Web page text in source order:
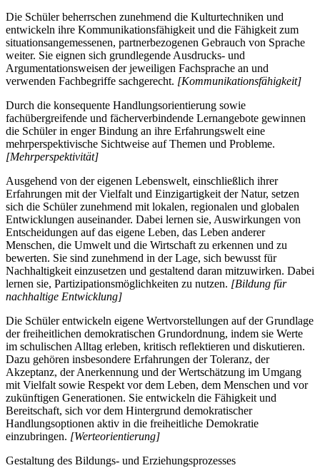
Die Schüler beherrschen zunehmend die Kulturtechniken und
entwickeln ihre Kommunikationsfähigkeit und die Fähigkeit zum
situationsangemessenen, partnerbezogenen Gebrauch von Sprache
weiter. Sie eignen sich grundlegende Ausdrucks- und
Argumentationsweisen der jeweiligen Fachsprache an und
verwenden Fachbegriffe sachgerecht. [Kommunikationsfähigkeit]
Durch die konsequente Handlungsorientierung sowie
fachübergreifende und fächerverbindende Lernangebote gewinnen
die Schüler in enger Bindung an ihre Erfahrungswelt eine
mehrperspektivische Sichtweise auf Themen und Probleme.
[Mehrperspektivität]
Ausgehend von der eigenen Lebenswelt, einschließlich ihrer
Erfahrungen mit der Vielfalt und Einzigartigkeit der Natur, setzen
sich die Schüler zunehmend mit lokalen, regionalen und globalen
Entwicklungen auseinander. Dabei lernen sie, Auswirkungen von
Entscheidungen auf das eigene Leben, das Leben anderer
Menschen, die Umwelt und die Wirtschaft zu erkennen und zu
bewerten. Sie sind zunehmend in der Lage, sich bewusst für
Nachhaltigkeit einzusetzen und gestaltend daran mitzuwirken. Dabei
lernen sie, Partizipationsmöglichkeiten zu nutzen. [Bildung für
nachhaltige Entwicklung]
Die Schüler entwickeln eigene Wertvorstellungen auf der Grundlage
der freiheitlichen demokratischen Grundordnung, indem sie Werte
im schulischen Alltag erleben, kritisch reflektieren und diskutieren.
Dazu gehören insbesondere Erfahrungen der Toleranz, der
Akzeptanz, der Anerkennung und der Wertschätzung im Umgang
mit Vielfalt sowie Respekt vor dem Leben, dem Menschen und vor
zukünftigen Generationen. Sie entwickeln die Fähigkeit und
Bereitschaft, sich vor dem Hintergrund demokratischer
Handlungsoptionen aktiv in die freiheitliche Demokratie
einzubringen. [Werteorientierung]
Gestaltung des Bildungs- und Erziehungsprozesses